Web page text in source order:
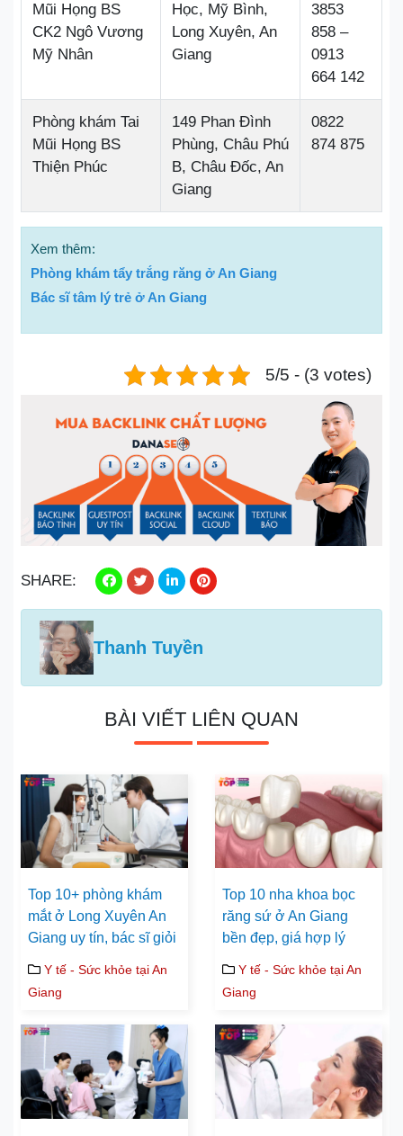
Mũi Họng BS
CK2 Ngô Vương
Mỹ Nhân
Học, Mỹ Bình,
Long Xuyên, An
Giang
3853
858 –
0913
664 142
Phòng khám Tai
Mũi Họng BS
Thiện Phúc
149 Phan Đình
Phùng, Châu Phú
B, Châu Đốc, An
Giang
0822
874 875
Xem thêm:
Phòng khám tẩy trắng răng ở An Giang
Bác sĩ tâm lý trẻ ở An Giang
5/5 - (3 votes)
SHARE:
Thanh Tuyền
BÀI VIẾT LIÊN QUAN
Top 10+ phòng khám
mắt ở Long Xuyên An
Giang uy tín, bác sĩ giỏi
Y tế - Sức khỏe tại An
Giang
Top 10 nha khoa bọc
răng sứ ở An Giang
bền đẹp, giá hợp lý
Y tế - Sức khỏe tại An
Giang